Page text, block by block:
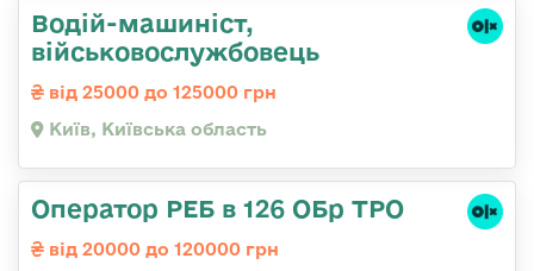
Водій-машиніст,
військовослужбовець
від 25000 до 125000 грн
Київ, Київська область
Оператор РЕБ в 126 ОБр ТРО
від 20000 до 120000 грн